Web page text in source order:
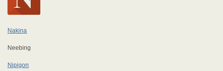
Nakina
Neebing
Nipigon